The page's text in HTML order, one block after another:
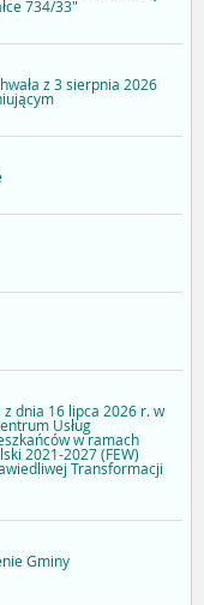
734/33"
z 3 sierpnia 2026
dnia 16 lipca 2026 r. w
Usług
w ramach
2021-2027 (FEW)
Transformacji
Gminy